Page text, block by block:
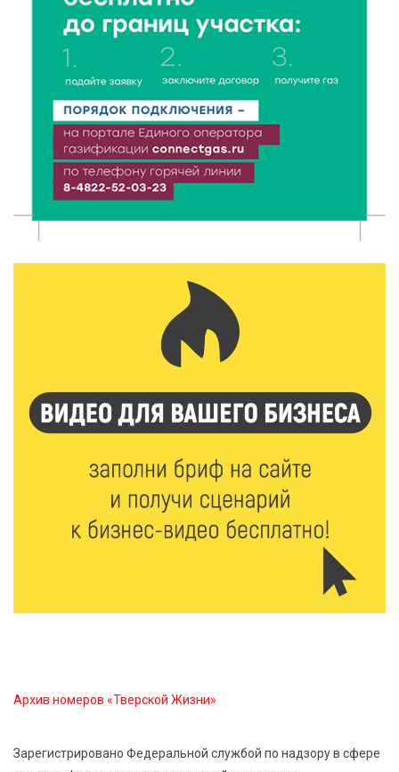
7 Авг 2026 12:32 133
Маткапитал в деле: свыше 1900 тверских семей
оплатили образование детей в 2026 году
7 Авг 2026 12:02 128
Ребёнок, жизнь, семья: жители Твери назвали
главные подарки в своей жизни
7 Авг 2026 11:44 181
Виталий Королев увеличил выплату контрактникам
Новые профессии открывают тверичам путь к
170
оформляют недвижимость в Тверской области
Энергетики «Тверьэнерго» готовятся к ухудшению
7 Авг 2026 11:01 142
7 Авг 2026 10:59 221
Архив номеров «Тверской Жизни»
Зарегистрировано Федеральной службой по надзору в сфере